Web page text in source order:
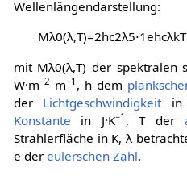
Wellenlängendarstellung:
Mλ0(λ,T)=2hc2λ5⋅1ehcλkT
mit Mλ0(λ,T) der spektralen
W·m−2 m−1 , hdem
der Lichtgeschwindigkeit in
Konstante in J·K−1 ,Tder
Strahlerfläche in K,λ
e der eulerschen Zahl.